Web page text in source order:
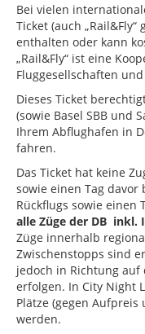
Bei vielen
Ticket (auch
enthalten oder kann
„Rail&Fly“ ist eine
Fluggesellschaften
Dieses Ticket
(sowie Basel SBB und
Ihrem Abflughafen in
fahren.
Das Ticket hat keine
sowie einen Tag davor
Rückflugs sowie einen
alle Züge der DB inkl.
Züge innerhalb
Zwischenstopps sind
jedoch in Richtung
erfolgen. In City Night
Plätze (gegen
werden.